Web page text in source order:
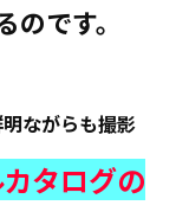
です。
ながらも撮影
タログの